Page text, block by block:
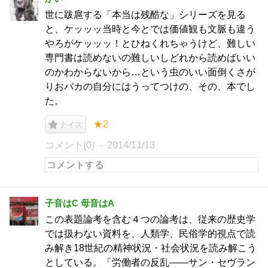
世に跋扈する「本当は残酷な」シリーズを見る
と、ケッッッ当時と今とでは価値観も文脈も違う
やろがケッッッ！とひねくれちゃうけど、難しい
専門書は読めないの難しいしどれから読めばいい
のかわからないから…という虫のいい面倒くさが
りおバカの自分にはうってつけの、その、本でし
た。
ナイス ★2
コメント(0) 2014/11/13
子音はC 母音はA
この表題論考を含む４つの論考は、従来の歴史学
では扱わない資料を、人類学、民俗学的視点で読
み解き18世紀の精神状況・社会状況を読み解こう
としている。「労働者の反乱――サン・セヴラン